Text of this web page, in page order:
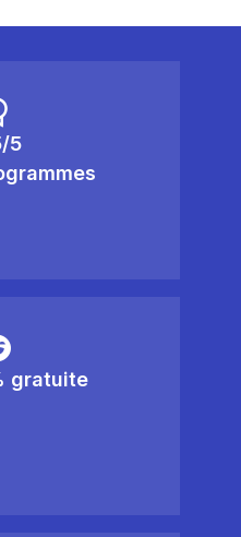
5
gratuite